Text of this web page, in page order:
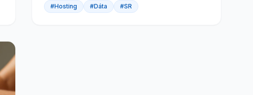
#Hosting #Dáta #SR